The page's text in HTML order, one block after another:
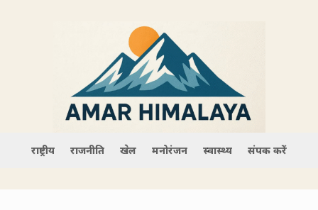
राष्ट्रीय राजनीति खेल मनोरंजन स्वास्थ्य संपर्क करें